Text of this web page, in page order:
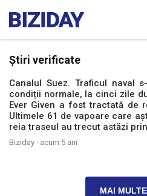
Știri verificate
Canalul Suez. Traficul naval
condiții normale, la cinci zile
Ever Given a fost tractată de
Ultimele 61 de vapoare care
reia traseul au trecut astăzi
Biziday · acum 5 ani
MAI